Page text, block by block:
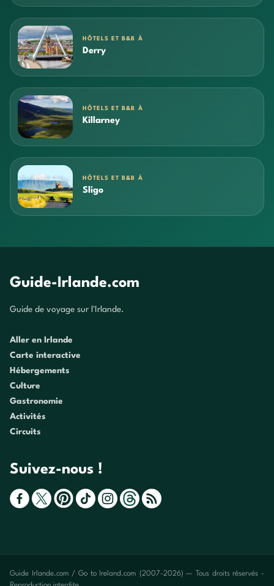
HÔTELS ET B&B À
Derry
HÔTELS ET B&B À
Killarney
HÔTELS ET B&B À
Sligo
Guide-Irlande.com
Guide de voyage sur l'Irlande.
Aller en Irlande
Carte interactive
Hébergements
Culture
Gastronomie
Activités
Circuits
Suivez-nous !
Guide Irlande.com / Go to Ireland.com (2007-2026) — Tous droits réservés -